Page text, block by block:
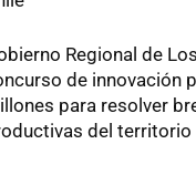
Regional de
de innovación
para resolver
del territorio